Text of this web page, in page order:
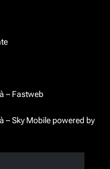
– Fastweb
– Sky Mobile powered by